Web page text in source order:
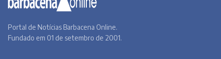
Portal de Notícias Barbacena Online.
Fundado em 01 de setembro de 2001.